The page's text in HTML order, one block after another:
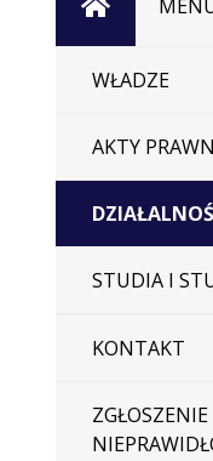
WŁADZE
AKTY
STUDIA I
KONTAKT
ZGŁOSZENIE